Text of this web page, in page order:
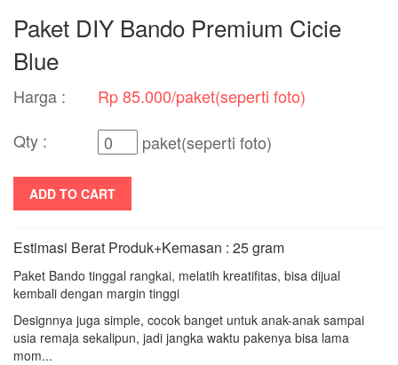
Paket DIY Bando Premium Cicie
Blue
Harga :
Rp 85.000/paket(seperti foto)
Qty :
paket(seperti foto)
ADD TO CART
Estimasi Berat Produk+Kemasan : 25 gram
Paket Bando tinggal rangkai, melatih kreatifitas, bisa dijual
kembali dengan margin tinggi
Designnya juga simple, cocok banget untuk anak-anak sampai
usia remaja sekalipun, jadi jangka waktu pakenya bisa lama
mom...